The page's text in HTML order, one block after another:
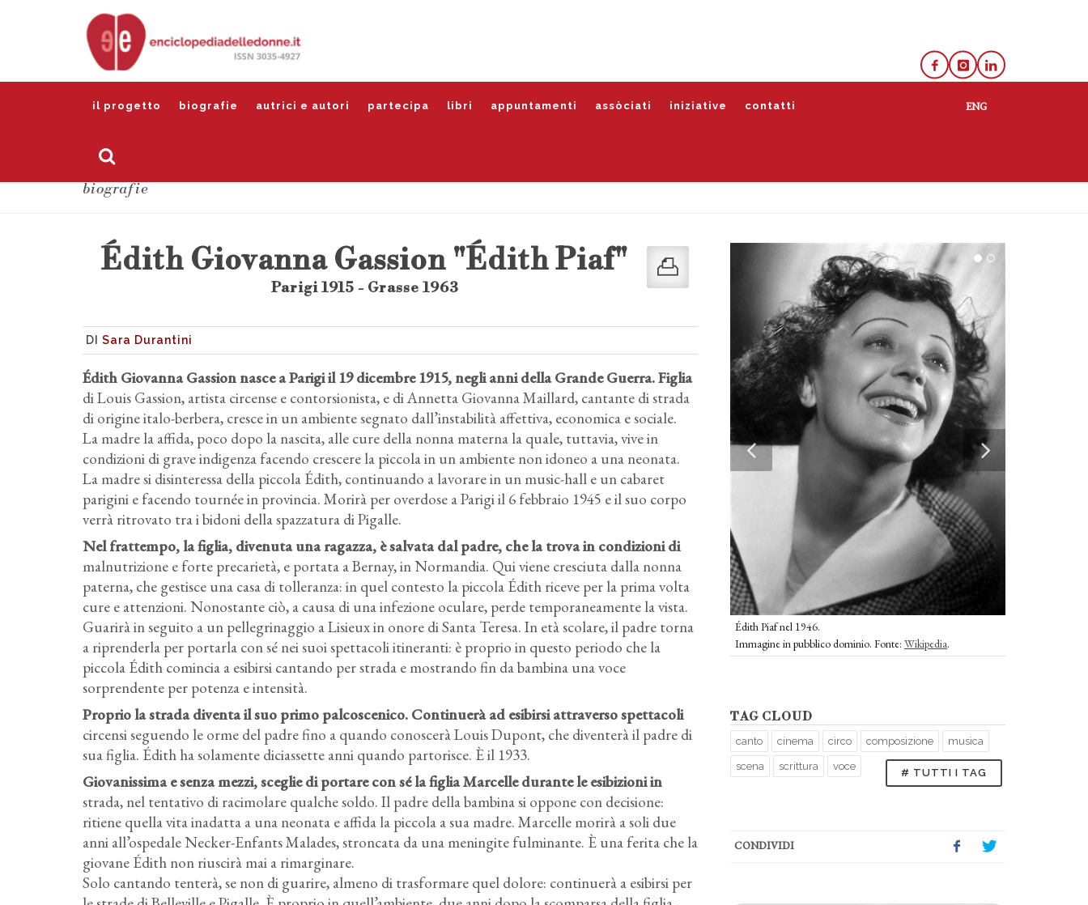
il progetto biografie autrici e autori partecipa libri appuntamenti assòciati iniziative contatti
biografie
Édith Piaf e Marlene Dietrich nel 1959.
Immagine in pubblico dominio. Fonte:
Wikipedia.
Édith Piaf nel 1946.
Immagine in pubblico dominio. Fonte: Wikipedia.
TAG CLOUD
canto cinema circo composizione musica
scena scrittura voce
# TUTTI I TAG
CONDIVIDI
Édith Giovanna Gassion "Édith Piaf"
Parigi 1915 - Grasse 1963
DI Sara Durantini
Édith Giovanna Gassion nasce a Parigi il 19 dicembre 1915, negli anni della Grande Guerra. Figlia
di Louis Gassion, artista circense e contorsionista, e di Annetta Giovanna Maillard, cantante di strada
di origine italo-berbera, cresce in un ambiente segnato dall’instabilità affettiva, economica e sociale.
La madre la affida, poco dopo la nascita, alle cure della nonna materna la quale, tuttavia, vive in
condizioni di grave indigenza facendo crescere la piccola in un ambiente non idoneo a una neonata.
La madre si disinteressa della piccola Édith, continuando a lavorare in un music-hall e un cabaret
parigini e facendo tournée in provincia. Morirà per overdose a Parigi il 6 febbraio 1945 e il suo corpo
verrà ritrovato tra i bidoni della spazzatura di Pigalle.
Nel frattempo, la figlia, divenuta una ragazza, è salvata dal padre, che la trova in condizioni di
malnutrizione e forte precarietà, e portata a Bernay, in Normandia. Qui viene cresciuta dalla nonna
paterna, che gestisce una casa di tolleranza: in quel contesto la piccola Édith riceve per la prima volta
cure e attenzioni. Nonostante ciò, a causa di una infezione oculare, perde temporaneamente la vista.
Guarirà in seguito a un pellegrinaggio a Lisieux in onore di Santa Teresa. In età scolare, il padre torna
a riprenderla per portarla con sé nei suoi spettacoli itineranti: è proprio in questo periodo che la
piccola Édith comincia a esibirsi cantando per strada e mostrando fin da bambina una voce
sorprendente per potenza e intensità.
Proprio la strada diventa il suo primo palcoscenico. Continuerà ad esibirsi attraverso spettacoli
circensi seguendo le orme del padre fino a quando conoscerà Louis Dupont, che diventerà il padre di
sua figlia. Édith ha solamente diciassette anni quando partorisce. È il 1933.
Giovanissima e senza mezzi, sceglie di portare con sé la figlia Marcelle durante le esibizioni in
strada, nel tentativo di racimolare qualche soldo. Il padre della bambina si oppone con decisione:
ritiene quella vita inadatta a una neonata e affida la piccola a sua madre. Marcelle morirà a soli due
anni all’ospedale Necker-Enfants Malades, stroncata da una meningite fulminante. È una ferita che la
giovane Édith non riuscirà mai a rimarginare.
Solo cantando tenterà, se non di guarire, almeno di trasformare quel dolore: continuerà a esibirsi per